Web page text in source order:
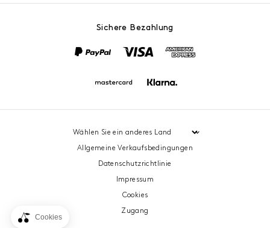
Sichere Bezahlung
PayPalVisa
Allgemeine Verkaufsbedingungen
Datenschutzrichtlinie
Impressum
Cookies
Zugang